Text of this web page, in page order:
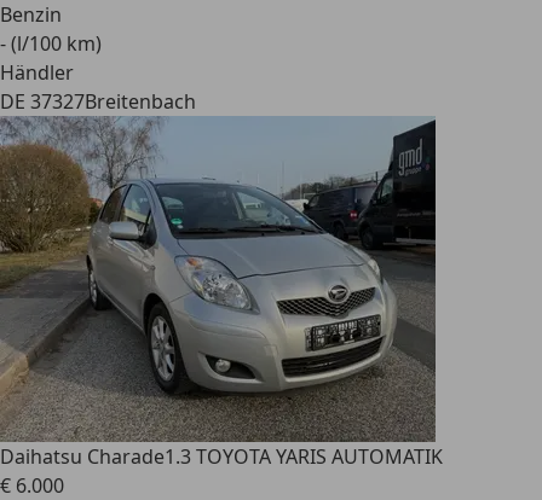
Benzin
- (l/100 km)
Händler
DE 37327Breitenbach
Daihatsu Charade1.3 TOYOTA YARIS AUTOMATIK
€ 6.000